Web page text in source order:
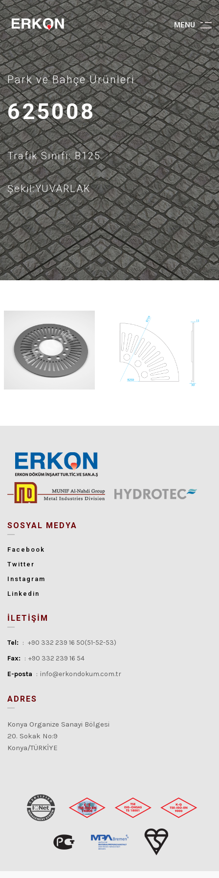
MENU
Park ve Bahçe Ürünleri
625008
Trafik Sınıfı: B125
Şekil:YUVARLAK
SOSYAL MEDYA
Facebook
Twitter
Instagram
Linkedin
İLETİŞİM
Tel: : +90 332 239 16 50(51-52-53)
Fax: : +90 332 239 16 54
E-posta : info@erkondokum.com.tr
ADRES
Konya Organize Sanayi Bölgesi
20. Sokak No:9
Konya/TÜRKİYE